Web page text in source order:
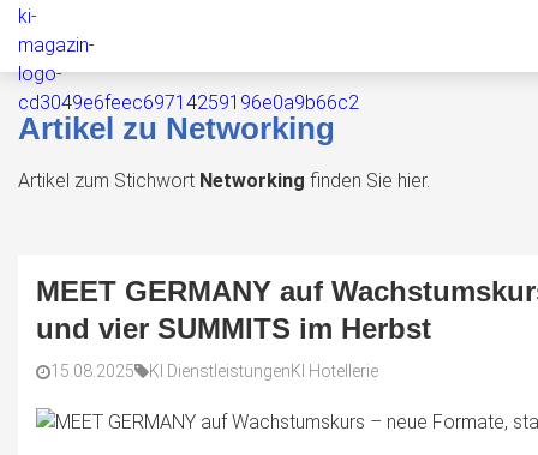
Artikel zu Networking
Artikel zum Stichwort Networking finden Sie hier.
MEET GERMANY auf
und vier SUMMITS im Herbst
15.08.2025 KI DienstleistungenKI Hotellerie